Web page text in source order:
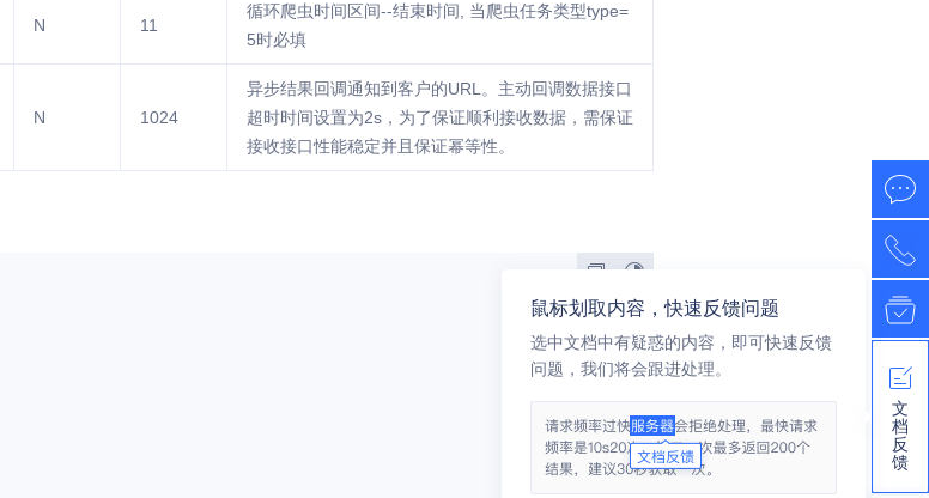
N 11
循环爬虫时间区间--结束时间, 当爬虫任务类型type=
5时必填
N 1024
异步结果回调通知到客户的URL。主动回调数据接口
超时时间设置为2s，为了保证顺利接收数据，需保证
接收接口性能稳定并且保证幂等性。
文
档
反
馈
鼠标划取内容，快速反馈问题
选中文档中有疑惑的内容，即可快速反馈
问题，我们将会跟进处理。